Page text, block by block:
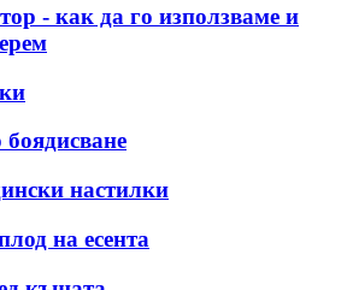
- как да го използваме и
настилки
на есента